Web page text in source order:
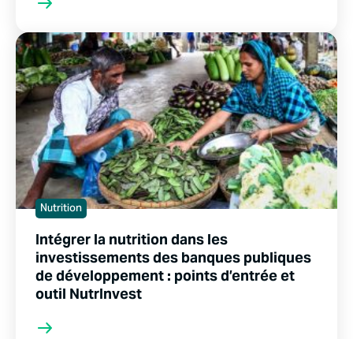
Nutrition
Intégrer la nutrition dans les
investissements des banques publiques
de développement : points d’entrée et
outil NutrInvest